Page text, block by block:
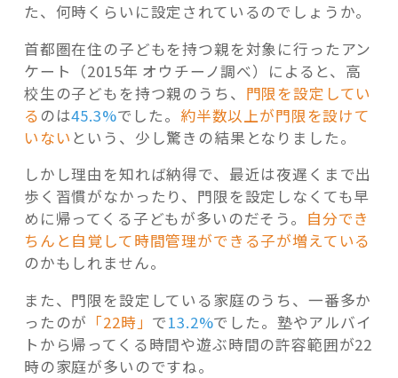
た、何時くらいに設定されているのでしょうか。
首都圏在住の子どもを持つ親を対象に行ったアン
ケート（2015年 オウチーノ調べ）によると、高
校生の子どもを持つ親のうち、 門限を設定してい
る のは45.3%でした。 約半数以上が門限を設けて
いない という、少し驚きの結果となりました。
しかし理由を知れば納得で、最近は夜遅くまで出
歩く習慣がなかったり、門限を設定しなくても早
めに帰ってくる子どもが多いのだそう。 自分でき
ちんと自覚して時間管理ができる子が増えている
のかもしれません。
また、門限を設定している家庭のうち、一番多か
ったのが 「22時」 で13.2%でした。塾やアルバイ
トから帰ってくる時間や遊ぶ時間の許容範囲が22
時の家庭が多いのですね。